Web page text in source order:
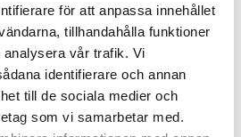
för att anpassa innehållet
tillhandahålla funktioner
vår trafik. Vi
identifierare och annan
till de sociala medier och
som vi samarbetar med.
AB
konsulter